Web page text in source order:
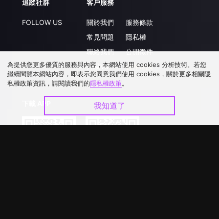
追蹤社群
FOLLOW US
客戶服務
關於我們
常見問題
聯絡我們
升級VIP
服務條款
隱私權
公開徵件
合作洽談
為提供您更多優質的服務與內容，本網站使用 cookies 分析技術。若您
繼續閱覽本網站內容，即表示您同意我們使用 cookies，關於更多相關隱
私權政策資訊，請閱讀我們的隱私權政策。
我知道了